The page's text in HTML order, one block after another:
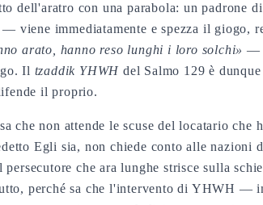
con una parabola: un padrone di
viene immediatamente e spezza il giogo,
arato, hanno reso lunghi i loro solchi» —
Il tzaddik YHWH del Salmo 129 è
il proprio.
non attende le scuse del locatario che
Egli sia, non chiede conto alle nazioni
che ara lunghe strisce sulla
perché sa che l'intervento di YHWH —